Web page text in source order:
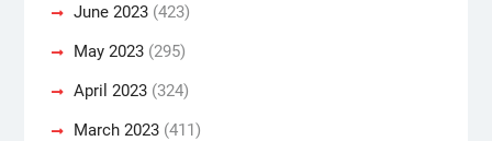
June 2023(423)
May 2023(295)
April 2023(324)
March 2023(411)